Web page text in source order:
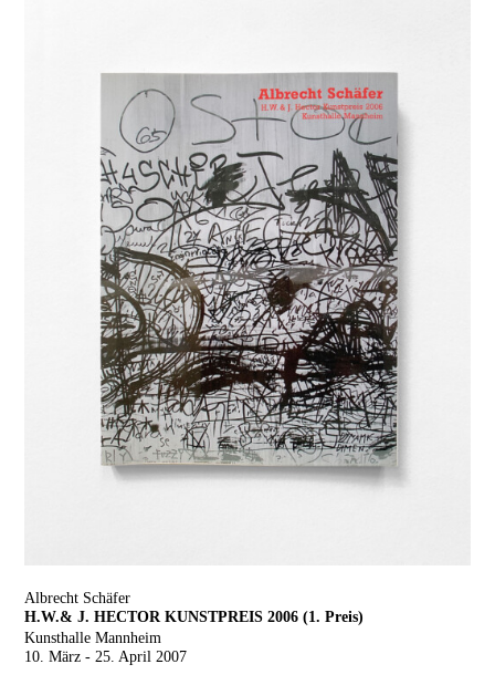
Albrecht Schäfer
H.W.& J. HECTOR KUNSTPREIS 2006 (1. Preis)
Kunsthalle Mannheim
10. März - 25. April 2007